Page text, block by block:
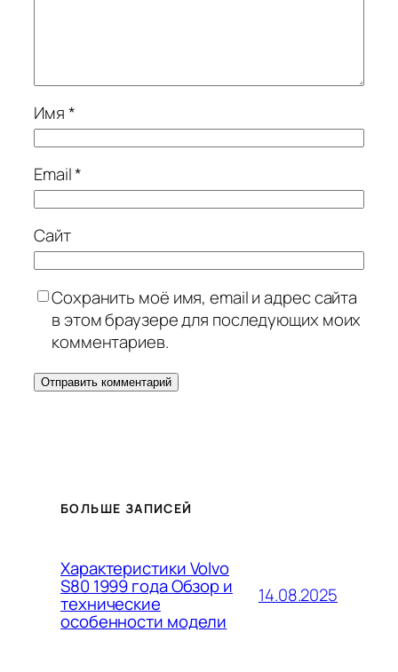
Имя*
Email*
Сайт
Сохранить моё имя, email и адрес сайта
в этом браузере для последующих моих
комментариев.
БОЛЬШЕ ЗАПИСЕЙ
Характеристики Volvo
S80 1999 года Обзор и
технические
особенности модели
14.08.2025